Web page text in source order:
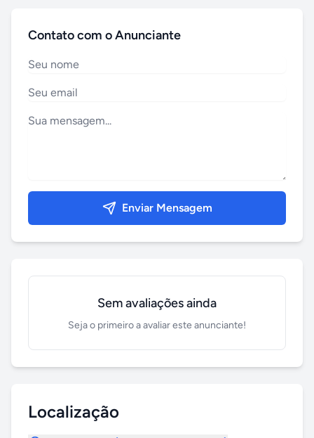
Contato com o Anunciante
Enviar Mensagem
Sem avaliações ainda
Seja o primeiro a avaliar este anunciante!
Localização